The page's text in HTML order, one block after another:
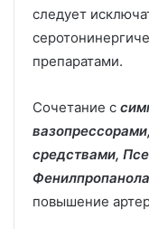
следует
препаратами.
Сочетание с
средствами,
повышение